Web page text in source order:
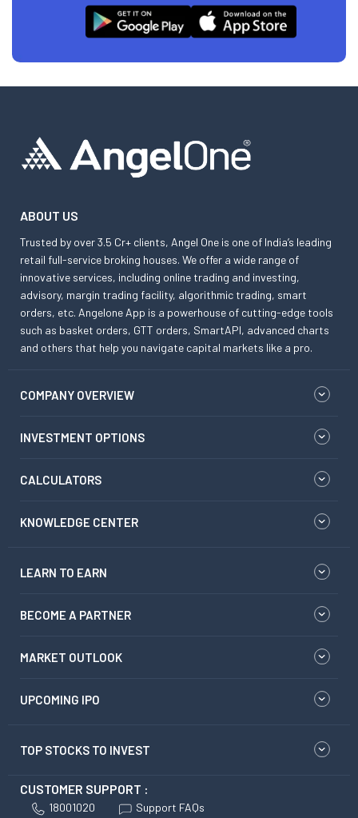
ABOUT US
Trusted by over 3.5 Cr+ clients, Angel One is one of India’s leading
retail full-service broking houses. We offer a wide range of
innovative services, including online trading and investing,
advisory, margin trading facility, algorithmic trading, smart
orders, etc. Angelone App is a powerhouse of cutting-edge tools
such as basket orders, GTT orders, SmartAPI, advanced charts
and others that help you navigate capital markets like a pro.
COMPANY OVERVIEW
INVESTMENT OPTIONS
CALCULATORS
KNOWLEDGE CENTER
LEARN TO EARN
BECOME A PARTNER
MARKET OUTLOOK
UPCOMING IPO
TOP STOCKS TO INVEST
CUSTOMER SUPPORT :
18001020 Support FAQs